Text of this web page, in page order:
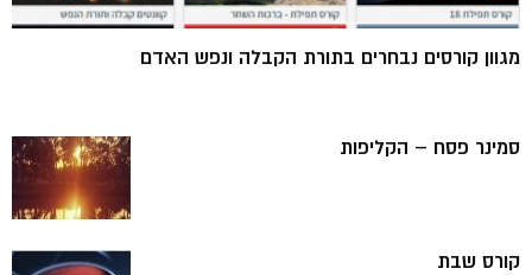
מגוון קורסים נבחרים בתורת הקבלה ונפש האדם
סמינר פסח – הקליפות
קורס שבת